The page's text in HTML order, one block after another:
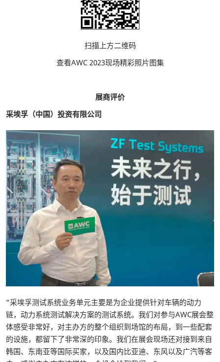
扫描上方二维码
查看AWC 2023现场精彩照片图集
展商评价
采埃孚（中国）投资有限公司
“采埃孚测试系统业务单元主要是为企业提供针对车辆的动力
链，动力系统测试解决方案的测试系统。我们对参与AWC展会整
体感受非常好，对主办方的整个组织到场馆的布局，到一些配套
的设施，都留下了非常深的印象。我们在展会现场还对接到来自
韩国、东南亚等国际买家，以及国内比亚迪、东风以及广汽等客